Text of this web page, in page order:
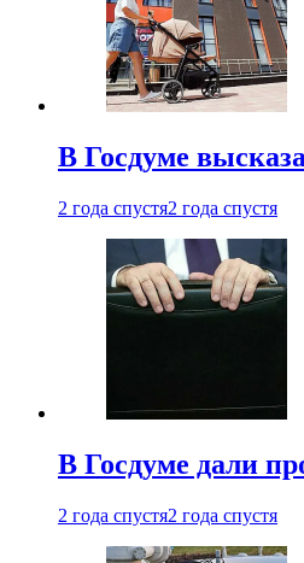
В Госдуме
2 года спустя2 года спустя
В Госдуме дали
2 года спустя2 года спустя